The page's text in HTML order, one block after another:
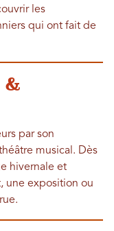
les
qui ont fait de
&
par son
musical. Dès
hivernale et
une exposition ou